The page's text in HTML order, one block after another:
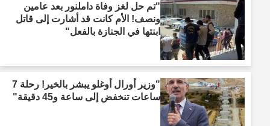
"تم حل لغز وفاة داملنور بعد عامين
ونصف! الأم كانت قد أشارت إلى قاتل
ابنتها في الجنازة بالفعل"
"وزير أورال أوغلو يبشر بالخير! رحلة 7
ساعات تنخفض إلى ساعة و45 دقيقة"